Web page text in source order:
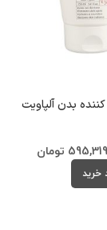
بدن آلپاویت
595,319 تومان
خرید